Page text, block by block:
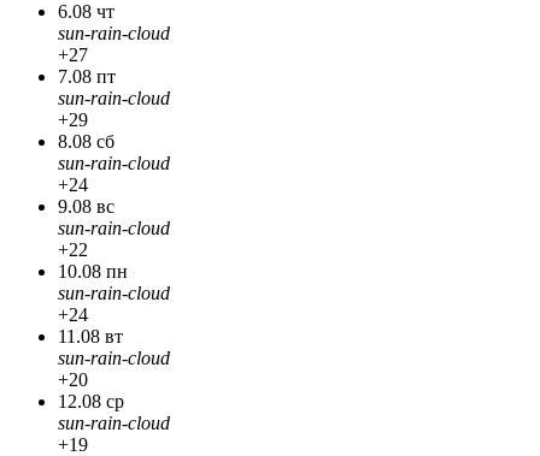
6.08 чт
sun-rain-cloud
+27
7.08 пт
sun-rain-cloud
+29
8.08 сб
sun-rain-cloud
+24
9.08 вс
sun-rain-cloud
+22
10.08 пн
sun-rain-cloud
+24
11.08 вт
sun-rain-cloud
+20
12.08 ср
sun-rain-cloud
+19